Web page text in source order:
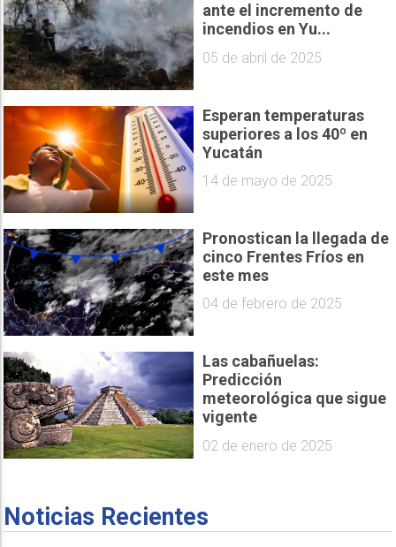
ante el incremento de
incendios en Yu...
05 de abril de 2025
Esperan temperaturas
superiores a los 40º en
Yucatán
14 de mayo de 2025
Pronostican la llegada de
cinco Frentes Fríos en
este mes
04 de febrero de 2025
Las cabañuelas:
Predicción
meteorológica que sigue
vigente
02 de enero de 2025
Noticias Recientes